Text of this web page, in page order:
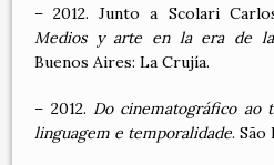
– 2012. Junto a Scolari
Medios y arte en la era de la
Buenos Aires: La Crujía.
– 2012. Do cinematográfico ao
linguagem e temporalidade. São